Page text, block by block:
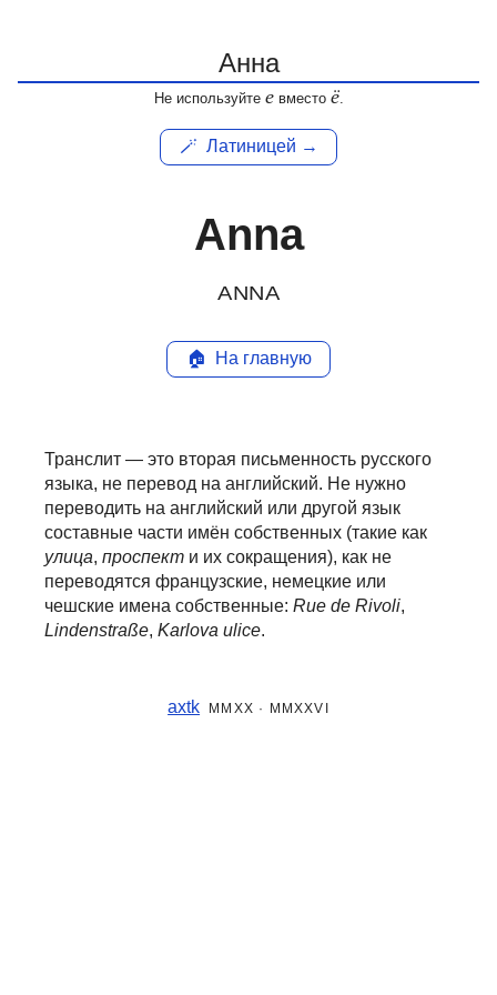
Не используйте евместо ё.
🪄 Латиницей →
Anna
ANNA
🏠 На главную
Транслит — это вторая письменность русского
языка, не перевод на английский. Не нужно
переводить на английский или другой язык
составные части имён собственных (такие как
улица, проспект и их сокращения), как не
переводятся французские, немецкие или
чешские имена собственные: Rue de Rivoli,
Lindenstraße, Karlova ulice.
axtk MMXX · MMXXVI